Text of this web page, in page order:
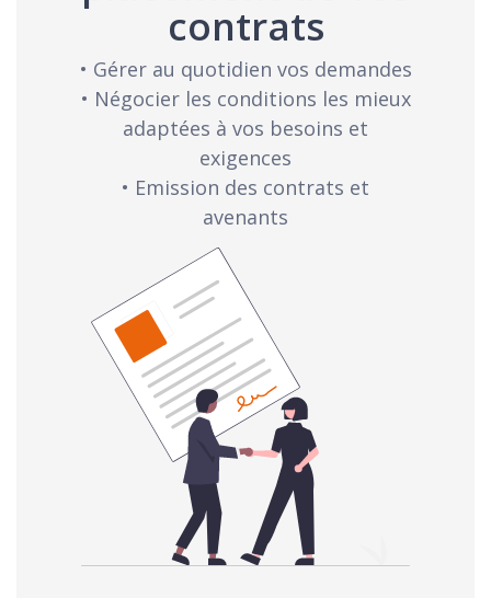
contrats
• Gérer au quotidien vos demandes
• Négocier les conditions les mieux
adaptées à vos besoins et
exigences
• Emission des contrats et
avenants